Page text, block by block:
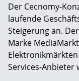
Der Cecnomy-
laufende
Steigerung an.
Marke
Services-